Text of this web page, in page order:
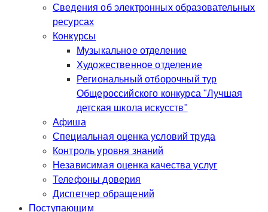
Сведения об электронных образовательных
ресурсах
Конкурсы
Музыкальное отделение
Художественное отделение
Региональный отборочный тур
Общероссийского конкурса "Лучшая
детская школа искусств"
Афиша
Специальная оценка условий труда
Контроль уровня знаний
Независимая оценка качества услуг
Телефоны доверия
Диспетчер обращений
Поступающим